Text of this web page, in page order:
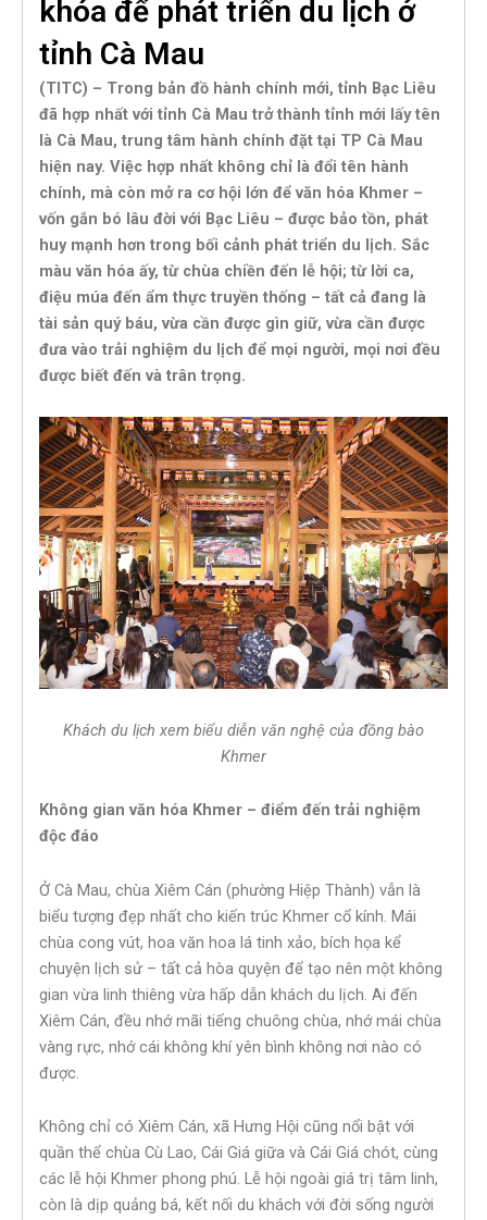
khóa để phát triển du lịch ở
tỉnh Cà Mau
(TITC) – Trong bản đồ hành chính mới, tỉnh Bạc Liêu
đã hợp nhất với tỉnh Cà Mau trở thành tỉnh mới lấy tên
là Cà Mau, trung tâm hành chính đặt tại TP Cà Mau
hiện nay. Việc hợp nhất không chỉ là đổi tên hành
chính, mà còn mở ra cơ hội lớn để văn hóa Khmer –
vốn gắn bó lâu đời với Bạc Liêu – được bảo tồn, phát
huy mạnh hơn trong bối cảnh phát triển du lịch. Sắc
màu văn hóa ấy, từ chùa chiền đến lễ hội; từ lời ca,
điệu múa đến ẩm thực truyền thống – tất cả đang là
tài sản quý báu, vừa cần được gìn giữ, vừa cần được
đưa vào trải nghiệm du lịch để mọi người, mọi nơi đều
được biết đến và trân trọng.
Khách du lịch xem biểu diễn văn nghệ của đồng bào
Khmer
Không gian văn hóa Khmer – điểm đến trải nghiệm
độc đáo
Ở Cà Mau, chùa Xiêm Cán (phường Hiệp Thành) vẫn là
biểu tượng đẹp nhất cho kiến trúc Khmer cổ kính. Mái
chùa cong vút, hoa văn hoa lá tinh xảo, bích họa kể
chuyện lịch sử – tất cả hòa quyện để tạo nên một không
gian vừa linh thiêng vừa hấp dẫn khách du lịch. Ai đến
Xiêm Cán, đều nhớ mãi tiếng chuông chùa, nhớ mái chùa
vàng rực, nhớ cái không khí yên bình không nơi nào có
được.
Không chỉ có Xiêm Cán, xã Hưng Hội cũng nổi bật với
quần thể chùa Cù Lao, Cái Giá giữa và Cái Giá chót, cùng
các lễ hội Khmer phong phú. Lễ hội ngoài giá trị tâm linh,
còn là dịp quảng bá, kết nối du khách với đời sống người